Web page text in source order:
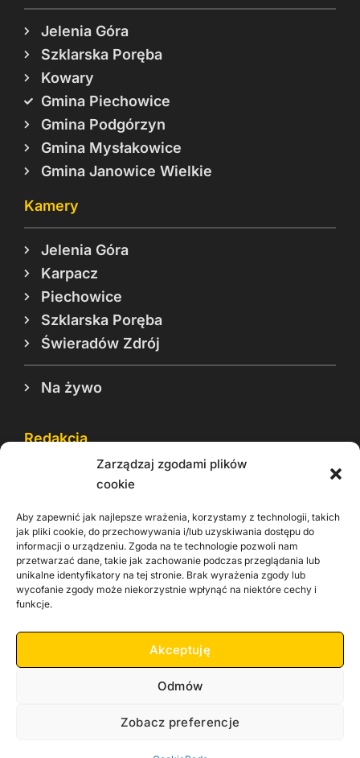
Zarządzaj zgodami plików
cookie
Aby zapewnić jak najlepsze wrażenia, korzystamy z technologii, takich
jak pliki cookie, do przechowywania i/lub uzyskiwania dostępu do
informacji o urządzeniu. Zgoda na te technologie pozwoli nam
przetwarzać dane, takie jak zachowanie podczas przeglądania lub
unikalne identyfikatory na tej stronie. Brak wyrażenia zgody lub
wycofanie zgody może niekorzystnie wpłynąć na niektóre cechy i
funkcje.
Akceptuję
Odmów
Zobacz preferencje
Jelenia Góra
Szklarska Poręba
Kowary
Gmina Piechowice
Gmina Podgórzyn
Gmina Mysłakowice
Gmina Janowice Wielkie
Kamery
Jelenia Góra
Karpacz
Piechowice
Szklarska Poręba
Świeradów Zdrój
Na żywo
Redakcja
Reklama
Rodo
Kontakt
Informacje dla
Copyright 2026 Zachodnia TV